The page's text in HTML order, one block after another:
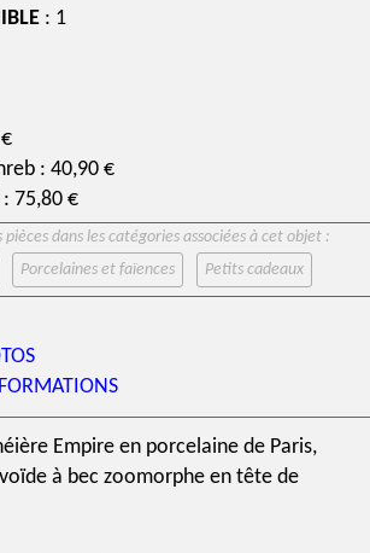
: 1
: 40,90 €
75,80 €
pièces dans les catégories associées à cet objet :
Porcelaines et faïences Petits cadeaux
Empire en porcelaine de Paris,
à bec zoomorphe en tête de